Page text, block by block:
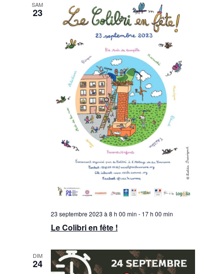
SAM
23
Le Colibri en fête !
23 septembre 2023 à 8 h 00 min - 17 h 00 min
DIM
24